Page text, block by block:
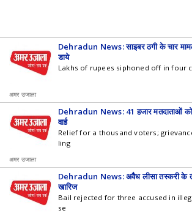
Dehradun News: साइबर ठगी के चार
ड़ाये
Lakhs of rupees siphoned off in four
अमर उजाला
Dehradun News: 41 हजार मतदाताओं को
वाई
Relief for a thousand voters;
ling
अमर उजाला
Dehradun News: अवैध लीसा तस्करी के
खारिज
Bail rejected for three accused in
se